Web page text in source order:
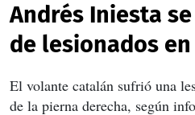
Andrés Iniesta
de lesionados
El volante catalán sufrió una
de la pierna derecha, según